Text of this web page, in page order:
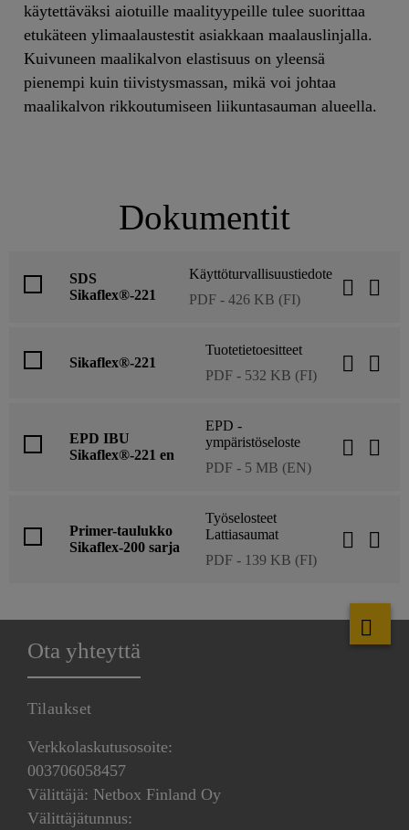
käytettäväksi aiotuille maalityypeille tulee suorittaa
etukäteen ylimaalaustestit asiakkaan maalauslinjalla.
Kuivuneen maalikalvon elastisuus on yleensä
pienempi kuin tiivistysmassan, mikä voi johtaa
maalikalvon rikkoutumiseen liikuntasauman alueella.
Dokumentit
SDS
Sikaflex®-221
Käyttöturvallisuustiedote
PDF - 426 KB (FI)
Sikaflex®-221
Tuotetietoesitteet
PDF - 532 KB (FI)
EPD IBU
Sikaflex®-221 en
EPD -
ympäristöseloste
PDF - 5 MB (EN)
Primer-taulukko
Sikaflex-200 sarja
Työselosteet
Lattiasaumat
PDF - 139 KB (FI)
Ota yhteyttä
Tilaukset
Verkkolaskutusosoite:
003706058457
Välittäjä: Netbox Finland Oy
Välittäjätunnus: